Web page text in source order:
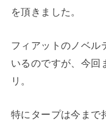
を頂きました。
フィアットのノベル
いるのですが、今回
リ。
特にタープは今まで